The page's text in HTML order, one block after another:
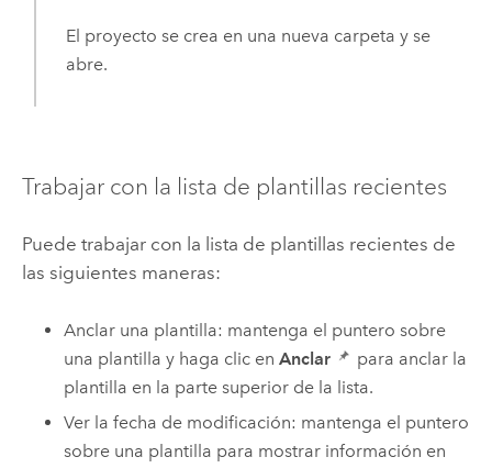
El proyecto se crea en una nueva carpeta y se
abre.
Trabajar con la lista de plantillas recientes
Puede trabajar con la lista de plantillas recientes de
las siguientes maneras:
Anclar una plantilla: mantenga el puntero sobre
una plantilla y haga clic enAnclar
para anclar la
plantilla en la parte superior de la lista.
Ver la fecha de modificación: mantenga el puntero
sobre una plantilla para mostrar información en